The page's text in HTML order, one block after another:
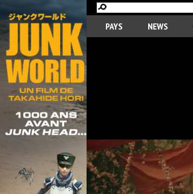
PAYS NEWS